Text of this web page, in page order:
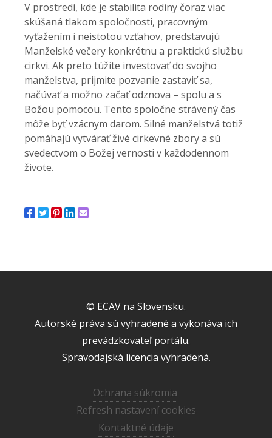
V prostredí, kde je stabilita rodiny čoraz viac
skúšaná tlakom spoločnosti, pracovným
vyťažením i neistotou vzťahov, predstavujú
Manželské večery konkrétnu a praktickú službu
cirkvi. Ak preto túžite investovať do svojho
manželstva, prijmite pozvanie zastaviť sa,
načúvať a možno začať odznova – spolu a s
Božou pomocou. Tento spoločne strávený čas
môže byť vzácnym darom. Silné manželstvá totiž
pomáhajú vytvárať živé cirkevné zbory a sú
svedectvom o Božej vernosti v každodennom
živote.
© ECAV na Slovensku.
Autorské práva sú vyhradené a vykonáva ich
prevádzkovateľ portálu.
Spravodajská licencia vyhradená.
Ochrana súkromia
Refresh nastavení cookies
Kontaktné údaje